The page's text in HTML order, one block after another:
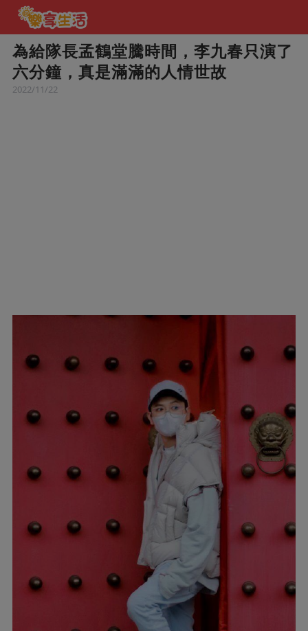
為給隊長孟鶴堂騰時間，李九春只演了
六分鐘，真是滿滿的人情世故
2022/11/22